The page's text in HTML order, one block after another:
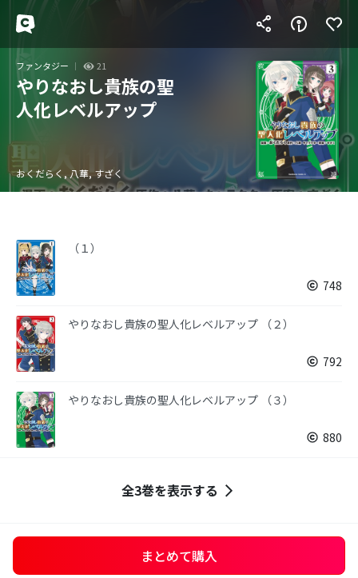
ファンタジー 21
やりなおし貴族の聖
人化レベルアップ
おくだらく, 八華, すざく
（１）
748
やりなおし貴族の聖人化レベルアップ （２）
792
やりなおし貴族の聖人化レベルアップ （３）
880
全3巻を表示する
まとめて購入